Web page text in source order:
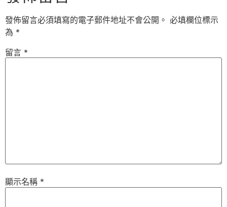
發佈留言必須填寫的電子郵件地址不會公開。 必填欄位標示
為 *
留言 *
顯示名稱 *